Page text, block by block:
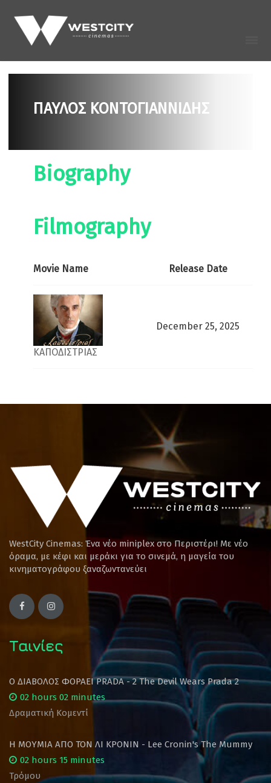
ΠΑΎΛΟΣ ΚΟΝΤΟΓΙΑΝΝΊΔΗΣ
Biography
Filmography
Movie Name Release Date
ΚΑΠΟΔΙΣΤΡΙΑΣ
December 25, 2025
WestCity Cinemas: Ένα νέο miniplex στο Περιστέρι! Mε νέο
όραμα, με κέφι και μεράκι για το σινεμά, η μαγεία του
κινηματογράφου ξαναζωντανεύει
Ταινίες
Ο ΔΙΑΒΟΛΟΣ ΦΟΡΑΕΙ PRADA - 2 The Devil Wears Prada 2
02 hours 02 minutes
Δραματική Κομεντί
Η ΜΟΥΜΙΑ ΑΠΟ ΤΟΝ ΛΙ ΚΡΟΝΙΝ - Lee Cronin's The Mummy
02 hours 15 minutes
Τρόμου